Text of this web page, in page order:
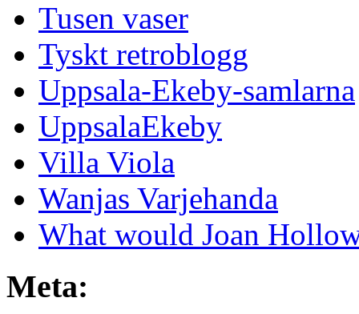
Tusen vaser
Tyskt retroblogg
Uppsala-Ekeby-samlarna
UppsalaEkeby
Villa Viola
Wanjas Varjehanda
What would Joan
Meta: